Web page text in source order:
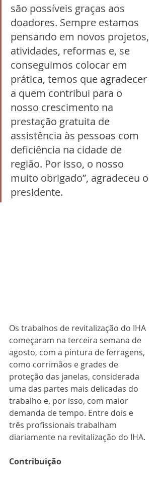
são possíveis graças aos
doadores. Sempre estamos
pensando em novos projetos,
atividades, reformas e, se
conseguimos colocar em
prática, temos que agradecer
a quem contribui para o
nosso crescimento na
prestação gratuita de
assistência às pessoas com
deficiência na cidade de
região. Por isso, o nosso
muito obrigado”, agradeceu o
presidente.
Os trabalhos de revitalização do IHA
começaram na terceira semana de
agosto, com a pintura de ferragens,
como corrimãos e grades de
proteção das janelas, considerada
uma das partes mais delicadas do
trabalho e, por isso, com maior
demanda de tempo. Entre dois e
três profissionais trabalham
diariamente na revitalização do IHA.
Contribuição